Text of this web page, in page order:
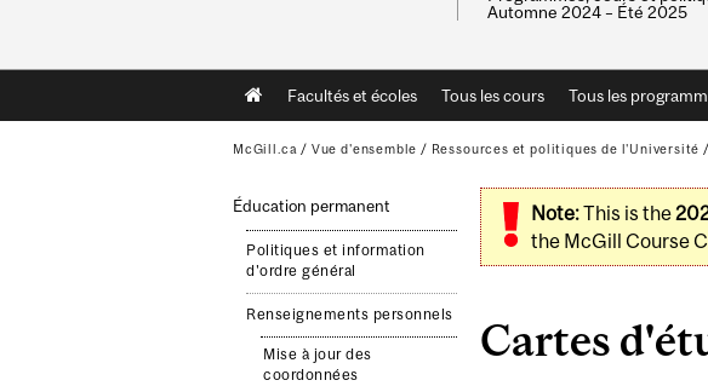
Automne 2024 – Été 2025
Main
navigation
Facultés et écoles Tous les cours Tous les
McGill.ca / Vue d'ensemble / Ressources et politiques de l'Université /
Éducation permanent
Politiques et information
d'ordre général
Renseignements personnels
Mise à jour des
coordonnées
Note:This is the
the McGill Course
Cartes